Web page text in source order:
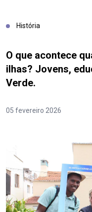
História
O que acontece
ilhas? Jovens,
Verde.
05 fevereiro 2026